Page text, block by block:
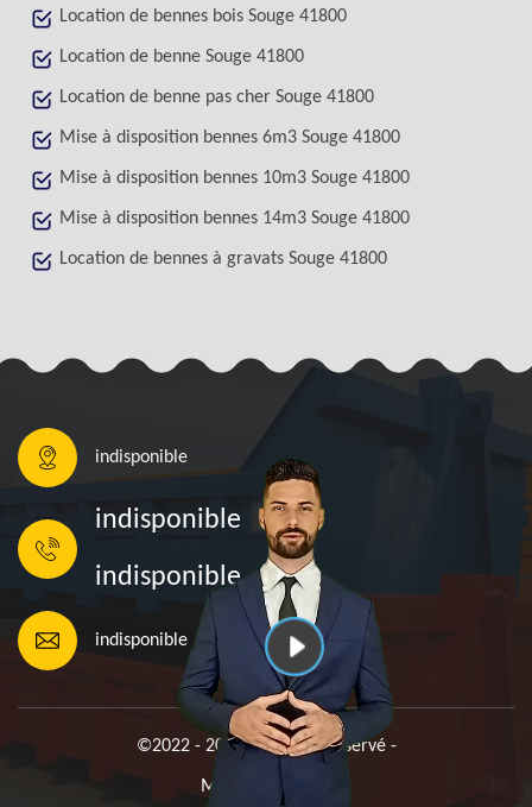
Location de bennes bois Souge 41800
Location de benne Souge 41800
Location de benne pas cher Souge 41800
Mise à disposition bennes 6m3 Souge 41800
Mise à disposition bennes 10m3 Souge 41800
Mise à disposition bennes 14m3 Souge 41800
Location de bennes à gravats Souge 41800
indisponible
indisponible
indisponible
indisponible
©2022 - 2026 Tout droit réservé -
Mentions légales